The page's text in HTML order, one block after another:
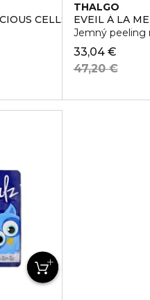
CELLS RICH CREAM
THALGO
EVEIL À LA
Jemný peeling
33,04 €
47,20 €